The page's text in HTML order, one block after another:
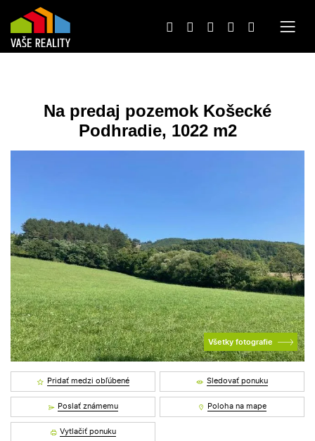
Na predaj pozemok Košecké
Podhradie, 1022 m2
Všetky fotografie
Pridať medzi obľúbené Sledovať ponuku
Poslať známemu Poloha na mape
Vytlačiť ponuku